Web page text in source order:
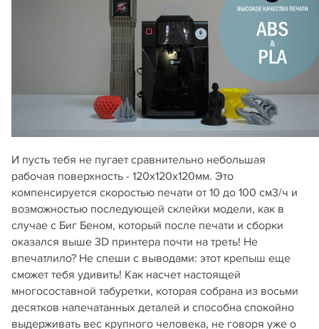
И пусть тебя не пугает сравнительно небольшая
рабочая поверхность - 120х120х120мм. Это
компенсируется скоростью печати от 10 до 100 см3/ч и
возможностью последующей склейки модели, как в
случае с Биг Беном, который после печати и сборки
оказался выше 3D принтера почти на треть! Не
впечатлило? Не спеши с выводами: этот крепыш еще
сможет тебя удивить! Как насчет настоящей
многосоставной табуретки, которая собрана из восьми
десятков напечатанных деталей и способна спокойно
выдерживать вес крупного человека, не говоря уже о